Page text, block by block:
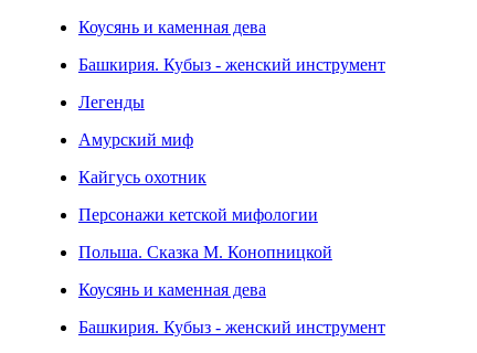
Коусянь и каменная дева
Башкирия. Кубыз - женский инструмент
Легенды
Амурский миф
Кайгусь охотник
Персонажи кетской мифологии
Польша. Сказка М. Конопницкой
Коусянь и каменная дева
Башкирия. Кубыз - женский инструмент